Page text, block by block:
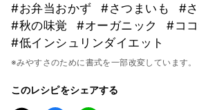
#お弁当おかず
#さつまいも
#
#秋の味覚
#オーガニック
#コ
#低インシュリンダイエット
※みやすさのために書式を一部改変しています。
このレシピをシェアする